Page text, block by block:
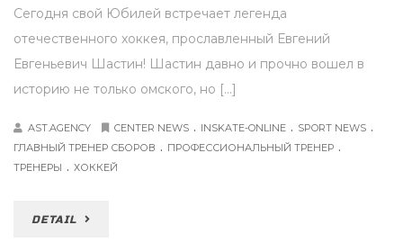
Сегодня свой Юбилей встречает легенда
отечественного хоккея, прославленный Евгений
Евгеньевич Шастин! Шастин давно и прочно вошел в
историю не только омского, но […]
AST.AGENCY CENTER NEWS . INSKATE-ONLINE . SPORT NEWS .
ГЛАВНЫЙ ТРЕНЕР СБОРОВ . ПРОФЕССИОНАЛЬНЫЙ ТРЕНЕР .
ТРЕНЕРЫ . ХОККЕЙ
DETAIL